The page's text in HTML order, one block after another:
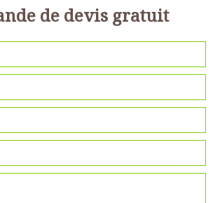
de devis gratuit